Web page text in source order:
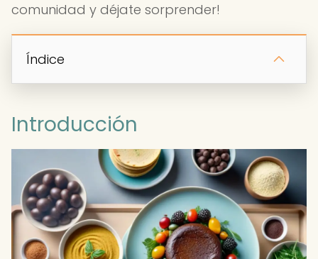
comunidad y déjate sorprender!
Índice
Introducción